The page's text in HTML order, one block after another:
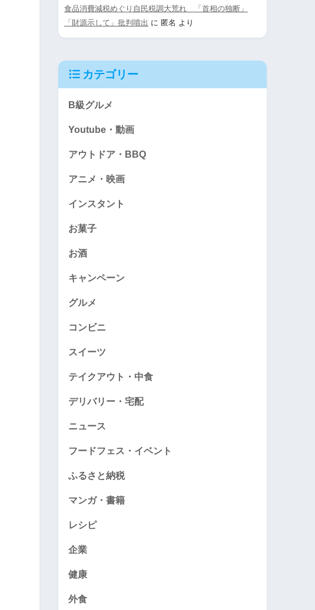
食品消費減税めぐり自民税調大荒れ 「首相の独断」
「財源示して」批判噴出 に 匿名 より
カテゴリー
B級グルメ
Youtube・動画
アウトドア・BBQ
アニメ・映画
インスタント
お菓子
お酒
キャンペーン
グルメ
コンビニ
スイーツ
テイクアウト・中食
デリバリー・宅配
ニュース
フードフェス・イベント
ふるさと納税
マンガ・書籍
レシピ
企業
健康
外食